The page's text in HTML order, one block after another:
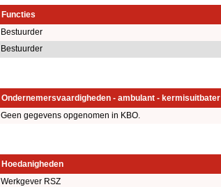
Functies
Bestuurder
Bestuurder
Ondernemersvaardigheden - ambulant - kermisuitbater
Geen gegevens opgenomen in KBO.
Hoedanigheden
Werkgever RSZ